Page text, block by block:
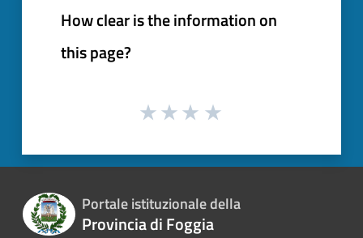
How clear is the information on
this page?
Portale istituzionale della
Provincia di Foggia